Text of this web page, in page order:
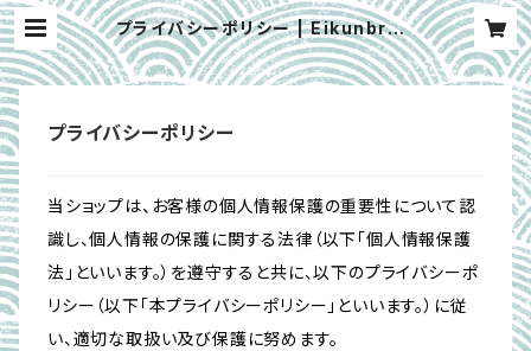
プライバシーポリシー | Eikunbrew
Shop
プライバシーポリシー
当ショップは、お客様の個人情報保護の重要性について認
識し、個人情報の保護に関する法律（以下「個人情報保護
法」といいます。）を遵守すると共に、以下のプライバシーポ
リシー（以下「本プライバシーポリシー」といいます。）に従
い、適切な取扱い及び保護に努めます。